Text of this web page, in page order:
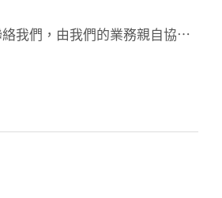
我們，由我們的業務親自協助